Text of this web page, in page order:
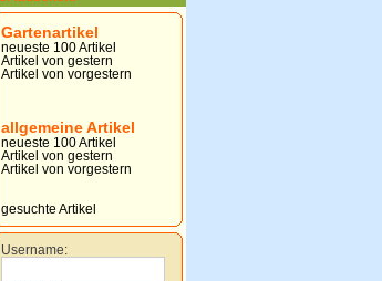
Gartenartikel
neueste 100 Artikel
Artikel von gestern
Artikel von vorgestern
allgemeine Artikel
neueste 100 Artikel
Artikel von gestern
Artikel von vorgestern
gesuchte Artikel
Username: